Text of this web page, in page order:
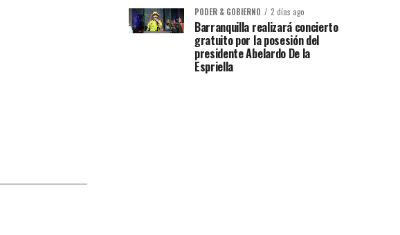
PODER & GOBIERNO 2 días ago
Barranquilla realizará concierto
gratuito por la posesión del
presidente Abelardo De la
Espriella